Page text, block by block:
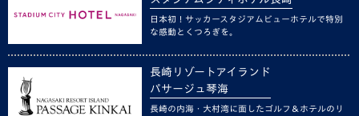
日本初！サッカースタジアムビューホテルで特別
な感動とくつろぎを。
長崎リゾートアイランド
パサージュ琴海
長崎の内海・大村湾に面したゴルフ＆ホテルのリ